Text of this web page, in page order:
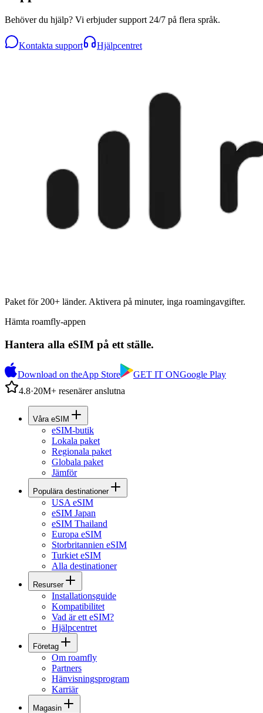
Behöver du hjälp? Vi erbjuder support 24/7 på flera språk.
Kontakta support Hjälpcentret
Paket för 200+ länder. Aktivera på minuter, inga roamingavgifter.
Hämta roamfly-appen
Hantera alla eSIM på ett ställe.
Download on theApp Store GET IT ONGoogle Play
4.8·20M+ resenärer anslutna
Våra eSIM
eSIM-butik
Lokala paket
Regionala paket
Globala paket
Jämför
Populära destinationer
USA eSIM
eSIM Japan
eSIM Thailand
Europa eSIM
Storbritannien eSIM
Turkiet eSIM
Alla destinationer
Resurser
Installationsguide
Kompatibilitet
Vad är ett eSIM?
Hjälpcentret
Företag
Om roamfly
Partners
Hänvisningsprogram
Karriär
Magasin